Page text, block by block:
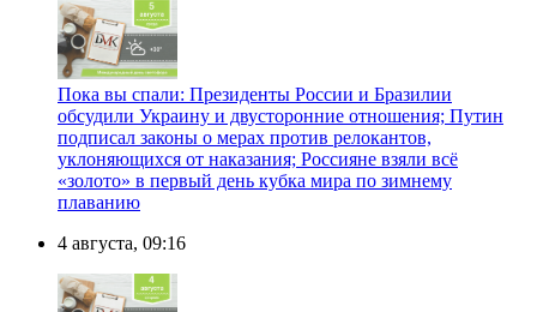
Пока вы спали: Президенты России и Бразилии
обсудили Украину и двусторонние отношения; Путин
подписал законы о мерах против релокантов,
уклоняющихся от наказания; Россияне взяли всё
«золото» в первый день кубка мира по зимнему
плаванию
4 августа, 09:16